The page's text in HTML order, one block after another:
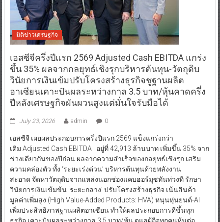
มิติข่าวเศรษฐกิจ
เอสซีจีครึ่งปีแรก 2569 Adjusted Cash EBITDA แกร่ง
ขึ้น 35% ผลจากกลยุทธ์เชิงรุกบริหารต้นทุน-วัตถุดิบ
วินัยการเงินเข้มปรับโครงสร้างธุรกิจชูฐานผลิต
อาเซียนเคาะปันผลระหว่างกาล 3.5 บาท/หุ้นคาดครึ่ง
ปีหลังเศรษฐกิจผันผวนสูงแต่มั่นใจรับมือได้
July 23, 2026 admin 0
เอสซีจี เผยผลประกอบการครึ่งปีแรก 2569 แข็งแกร่งกว่า
เดิม Adjusted Cash EBITDA อยู่ที่ 42,913 ล้านบาท เพิ่มขึ้น 35% จาก
ช่วงเดียวกันของปีก่อน ผลจากความสำเร็จของกลยุทธ์เชิงรุก เสริม
ความคล่องตัว ทั้ง ‘ระยะเร่งด่วน’ บริหารต้นทุนด้วยพลังงาน
สะอาด จัดหาวัตถุดิบจากแหล่งนอกช่องแคบฮอร์มุซทันท่วงที รักษา
วินัยการเงินเข้มข้น ‘ระยะกลาง’ ปรับโครงสร้างธุรกิจ เน้นสินค้า
มูลค่าเพิ่มสูง (High Value-Added Products: HVA) หนุนหุ่นยนต์-AI
เพิ่มประสิทธิภาพฐานผลิตอาเซียน ทำให้ผลประกอบการดีขึ้นทุก